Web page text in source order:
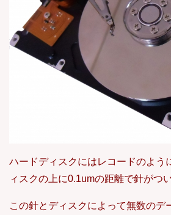
ハードディスクにはレコードのよう
ィスクの上に0.1umの距離で針がつ
この針とディスクによって無数のデ